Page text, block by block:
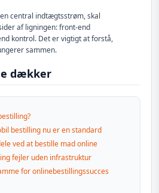
central indtægtsstrøm, skal
af ligningen: front-end
kontrol. Det er vigtigt at forstå,
sammen.
dækker
bestilling nu er en standard
ved at bestille mad online
fejler uden infrastruktur
for onlinebestillingssucces